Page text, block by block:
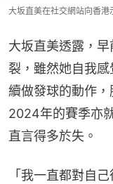
大坂直美在社交網站向香港
大坂直美透露，
裂，雖然她自我
續做發球的動作，
2024年的賽季亦
直言得多於失。
「我一直都對自